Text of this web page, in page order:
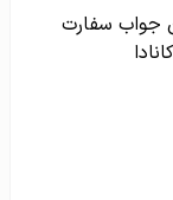
جواب سفارت
کانادا